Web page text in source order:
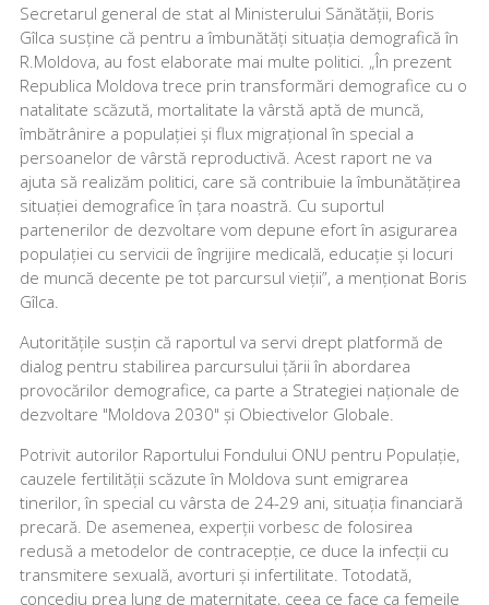
Secretarul general de stat al Ministerului Sănătății, Boris
Gîlca susține că pentru a îmbunătăți situația demografică în
R.Moldova, au fost elaborate mai multe politici. „În prezent
Republica Moldova trece prin transformări demografice cu o
natalitate scăzută, mortalitate la vârstă aptă de muncă,
îmbătrânire a populației și flux migrațional în special a
persoanelor de vârstă reproductivă. Acest raport ne va
ajuta să realizăm politici, care să contribuie la îmbunătățirea
situației demografice în țara noastră. Cu suportul
partenerilor de dezvoltare vom depune efort în asigurarea
populației cu servicii de îngrijire medicală, educație și locuri
de muncă decente pe tot parcursul vieții”, a menționat Boris
Gîlca.
Autoritățile susțin că raportul va servi drept platformă de
dialog pentru stabilirea parcursului țării în abordarea
provocărilor demografice, ca parte a Strategiei naționale de
dezvoltare "Moldova 2030" și Obiectivelor Globale.
Potrivit autorilor Raportului Fondului ONU pentru Populație,
cauzele fertilității scăzute în Moldova sunt emigrarea
tinerilor, în special cu vârsta de 24-29 ani, situația financiară
precară. De asemenea, experții vorbesc de folosirea
redusă a metodelor de contracepție, ce duce la infecții cu
transmitere sexuală, avorturi și infertilitate. Totodată,
concediu prea lung de maternitate, ceea ce face ca femeile